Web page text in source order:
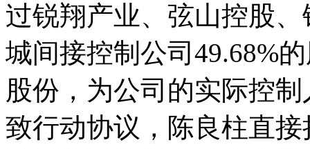
过锐翔产业、弦山控股
城间接控制公司49.68%
股份，为公司的实际控
致行动协议，陈良柱直